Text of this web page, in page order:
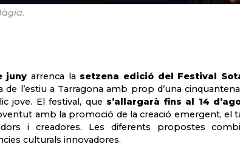
juny arrenca la setzena edició del Festival
de l’estiu a Tarragona amb prop d’una
jove. El festival, que s’allargarà fins al 14
amb la promoció de la creació emergent, el
i creadores. Les diferents propostes
culturals innovadores.